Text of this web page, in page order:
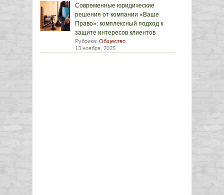
Современные юридические
решения от компании «Ваше
Право»: комплексный подход к
защите интересов клиентов
Рубрика: Общество
13 ноября, 2025